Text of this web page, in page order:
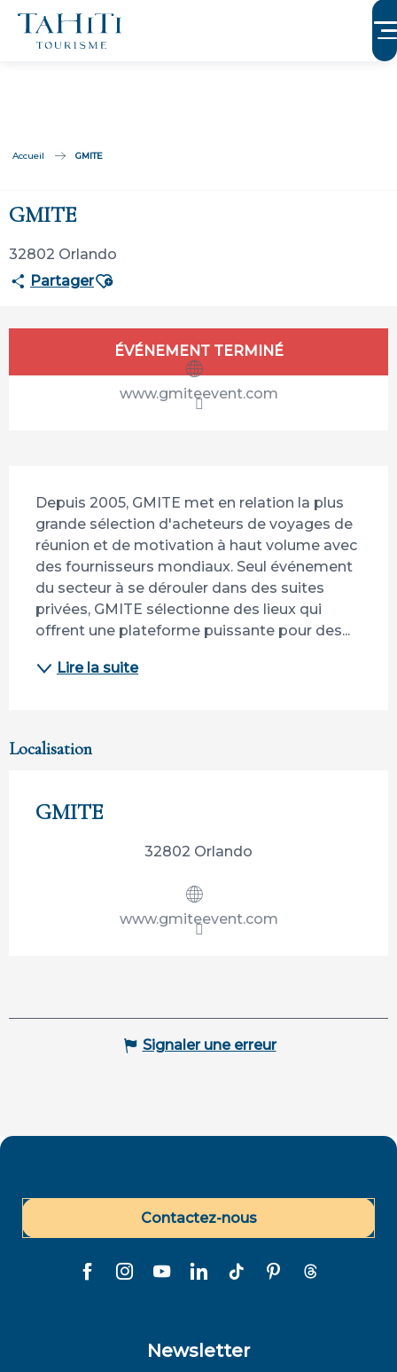
Aller
contenu
Accueil GMITE
GMITE
32802 Orlando
PartagerAjouter aux favoris
Ouverture et coordonnées
ÉVÉNEMENT TERMINÉ
www.gmiteevent.com
Depuis 2005, GMITE met en relation la plus
grande sélection d'acheteurs de voyages de
réunion et de motivation à haut volume avec
des fournisseurs mondiaux. Seul événement
du secteur à se dérouler dans des suites
privées, GMITE sélectionne des lieux qui
offrent une plateforme puissante pour des...
Lire la suite
Localisation
GMITE
32802 Orlando
www.gmiteevent.com
Signaler une erreur
Contactez-nous
Newsletter